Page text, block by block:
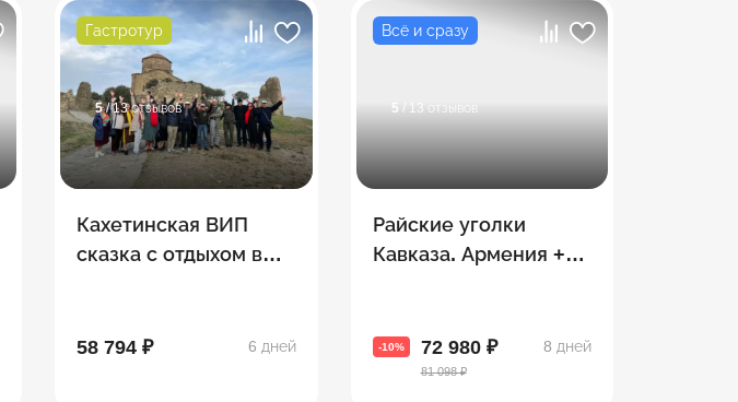
Гастротур
5/ 13 отзывов
Кахетинская ВИП
сказка с отдыхом в
58 794 ₽
6 дней
Всё и сразу
5 / 13 отзывов
Райские уголки
Кавказа. Армения +
-10% 72 980 ₽
81 098 ₽
8 дней